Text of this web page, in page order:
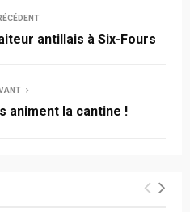
antillais à Six-Fours
animent la cantine !